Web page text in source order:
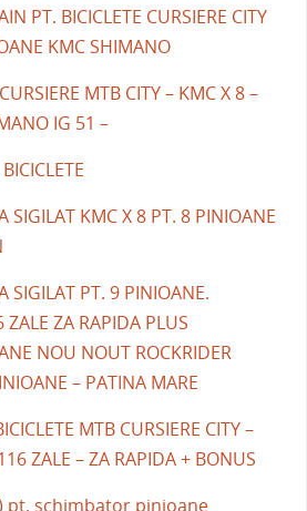
PT. BICICLETE CURSIERE CITY
KMC SHIMANO
MTB CITY – KMC X 8 –
IG 51 –
SIGILAT KMC X 8 PT. 8 PINIOANE
SIGILAT PT. 9 PINIOANE.
ZA RAPIDA PLUS
NOU NOUT ROCKRIDER
– PATINA MARE
MTB CURSIERE CITY –
ZALE – ZA RAPIDA + BONUS
pt. schimbator pinioane